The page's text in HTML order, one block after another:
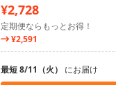
¥2,728
定期便ならもっとお得！
¥2,591
最短 8/11（火） にお届け